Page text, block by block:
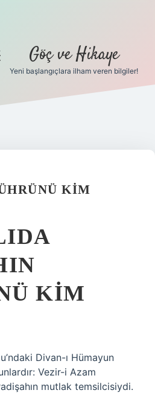
Göç ve Hikaye
Yeni başlangıçlara ilham veren bilgiler!
KIM
KIM
Divan-ı Hümayun
Vezir-i Azam
mutlak temsilcisiydi.